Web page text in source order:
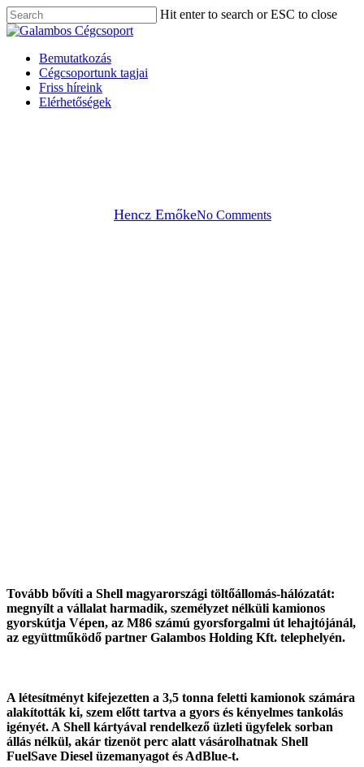
Skip
to
content
Hit enter to search or ESC to close
Close
Menu
Bemutatkozás
Cégcsoportunk tagjai
Friss híreink
Elérhetőségek
Hencz EmőkeNo Comments
Tovább bővíti a Shell magyarországi töltőállomás-hálózatát:
megnyílt a vállalat harmadik, személyzet nélküli kamionos
gyorskútja Vépen, az M86 számú gyorsforgalmi út lehajtójánál,
az együttműködő partner Galambos Holding Kft. telephelyén.
A létesítményt kifejezetten a 3,5 tonna feletti kamionok számára
alakították ki, szem előtt tartva a gyors és kényelmes tankolás
igényét. A Shell kártyával rendelkező üzleti ügyfelek sorban
állás nélkül, akár tizenöt perc alatt vásárolhatnak Shell
FuelSave Diesel üzemanyagot és AdBlue-t.